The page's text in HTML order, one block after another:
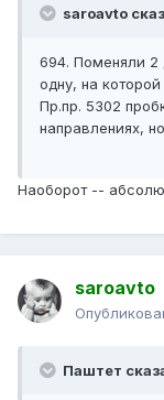
saroavto
694. Поменяли 2
одну, на
Пр.пр. 5302
направлениях,
Наоборот --
saroavto
Паштет